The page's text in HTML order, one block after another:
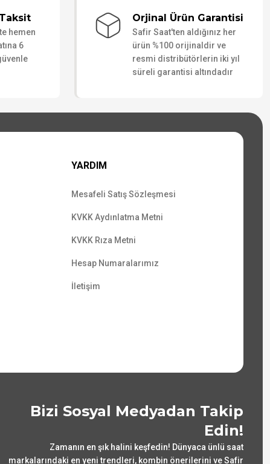
hemen
6
Orjinal Ürün Garantisi
Safir Saat'ten aldığınız her
ürün %100 orijinaldir ve
resmi distribütörlerin iki yıl
süreli garantisi altındadır
YARDIM
Mesafeli Satış Sözleşmesi
KVKK Aydınlatma Metni
KVKK Rıza Metni
Hesap Numaralarımız
İletişim
Bizi Sosyal Medyadan Takip
Edin!
Zamanın en şık halini keşfedin! Dünyaca ünlü saat
markalarındaki en yeni trendleri, kombin önerilerini ve Safir